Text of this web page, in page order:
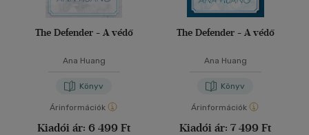
The Defender - A védő
Ana Huang
Könyv
Árinformációk
Kiadói ár: 6 499 Ft
The Defender - A védő
Ana Huang
Könyv
Árinformációk
Kiadói ár: 7 499 Ft